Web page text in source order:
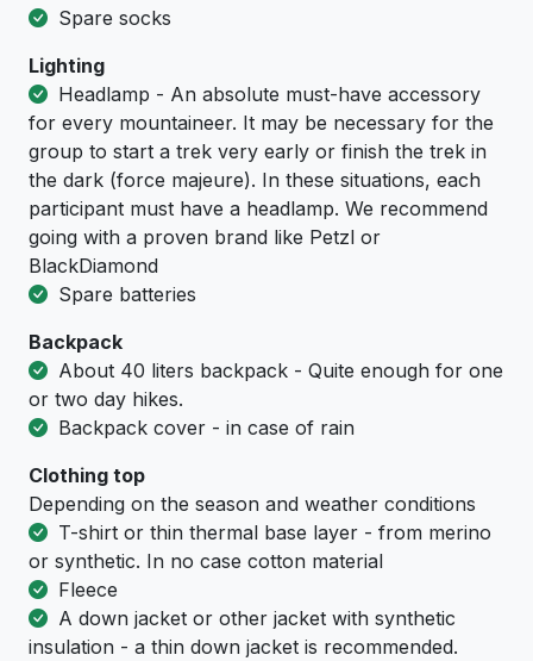
Spare socks
Lighting
Headlamp - An absolute must-have accessory
for every mountaineer. It may be necessary for the
group to start a trek very early or finish the trek in
the dark (force majeure). In these situations, each
participant must have a headlamp. We recommend
going with a proven brand like Petzl or
BlackDiamond
Spare batteries
Backpack
About 40 liters backpack - Quite enough for one
or two day hikes.
Backpack cover - in case of rain
Clothing top
Depending on the season and weather conditions
T-shirt or thin thermal base layer - from merino
or synthetic. In no case cotton material
Fleece
A down jacket or other jacket with synthetic
insulation - a thin down jacket is recommended.